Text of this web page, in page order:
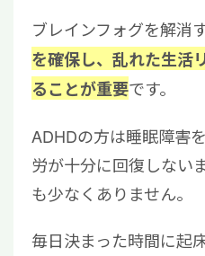
ブレインフォグを解消
を確保し、乱れた生活
ることが重要です。
ADHDの方は睡眠障害
労が十分に回復しない
も少なくありません。
毎日決まった時間に起